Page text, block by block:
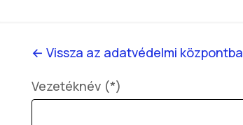
← Vissza az adatvédelmi központba
Vezetéknév (*)